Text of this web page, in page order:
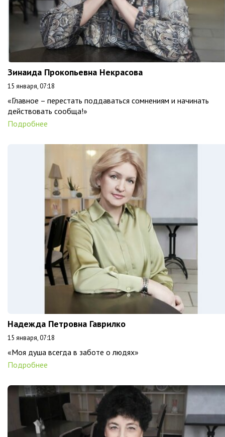
Зинаида Прокопьевна Некрасова
15 января, 07:18
«Главное – перестать поддаваться сомнениям и начинать
действовать сообща!»
Подробнее
Надежда Петровна Гаврилко
15 января, 07:18
«Моя душа всегда в заботе о людях»
Подробнее